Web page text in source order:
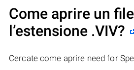
Come aprire un
l’estensione .VIV?
Cercate come aprire need for